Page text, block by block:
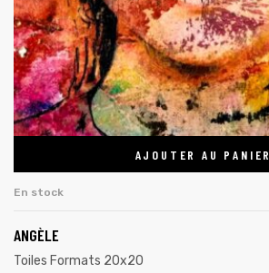
AJOUTER AU PANIER
En stock
ANGÈLE
Toiles Formats 20x20